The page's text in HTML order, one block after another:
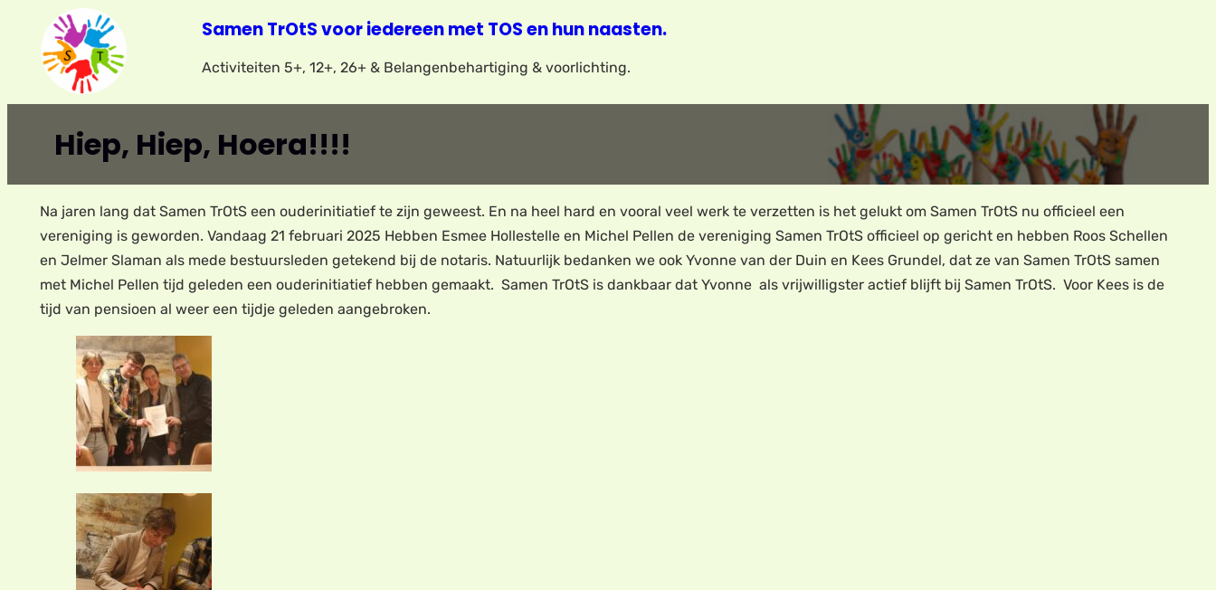
Samen TrOtS voor iedereen met TOS en hun naasten.
Activiteiten 5+, 12+, 26+ & Belangenbehartiging & voorlichting.
Hiep, Hiep, Hoera!!!!
Na jaren lang dat Samen TrOtS een ouderinitiatief te zijn geweest. En na heel hard en vooral veel werk te verzetten is het gelukt om Samen TrOtS nu officieel een
vereniging is geworden. Vandaag 21 februari 2025 Hebben Esmee Hollestelle en Michel Pellen de vereniging Samen TrOtS officieel op gericht en hebben Roos Schellen
en Jelmer Slaman als mede bestuursleden getekend bij de notaris. Natuurlijk bedanken we ook Yvonne van der Duin en Kees Grundel, dat ze van Samen TrOtS samen
met Michel Pellen tijd geleden een ouderinitiatief hebben gemaakt. Samen TrOtS is dankbaar dat Yvonne als vrijwilligster actief blijft bij Samen TrOtS. Voor Kees is de
tijd van pensioen al weer een tijdje geleden aangebroken.